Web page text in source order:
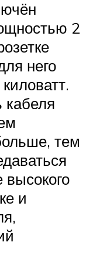
2
него
кабеля
тем
высокого
и